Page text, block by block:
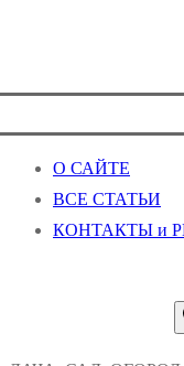
О САЙТЕ
ВСЕ СТАТЬИ
КОНТАКТЫ и